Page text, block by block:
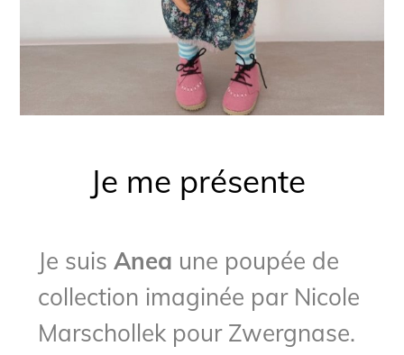
Je me présente
Je suisAnea une poupée de
collection imaginée par Nicole
Marschollek pour Zwergnase.